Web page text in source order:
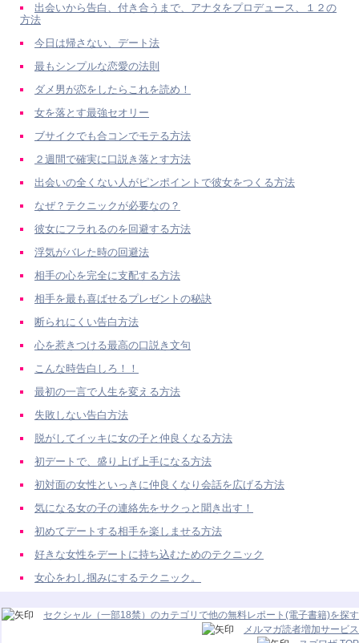
出会いから告白、付き合うまで、アナタをプロデュース、１２の
方法
今日は帰さない、デート法
最もシンプルな恋愛の法則
ダメ男が恋をしたらこれを読め！
女を落とす最強セオリー
ブサイクでも合コンでモテる方法
２週間で確実に口説き落とす方法
出会いの全くない人がピンポイントで彼女をつくる方法
なぜ？テクニックが必要なの？
彼女にフラれるのを回避する方法
浮気がバレた時の回避法
相手の心を完全に支配する方法
相手を最も喜ばせるプレゼントの秘訣
断られにくい告白方法
心を惹きつける最高の口説き文句
こんな時告白しろ！！
最初の一言で人生を変える方法
失敗しない告白方法
脱がしてイッキに女の子と仲良くなる方法
初デートで、盛り上げ上手になる方法
初対面の女性といっきに仲良くなり会話を広げる方法
気になる女の子の連絡先をサクっと聞き出す！
初めてデートする相手を楽しませる方法
好きな女性をデートに持ち込むためのテクニック
女心をわし掴みにするテクニック。
セクシャル（一部18禁）のカテゴリで他の無料レポート(電子書籍)を探す
メルマガ読者増加サービス